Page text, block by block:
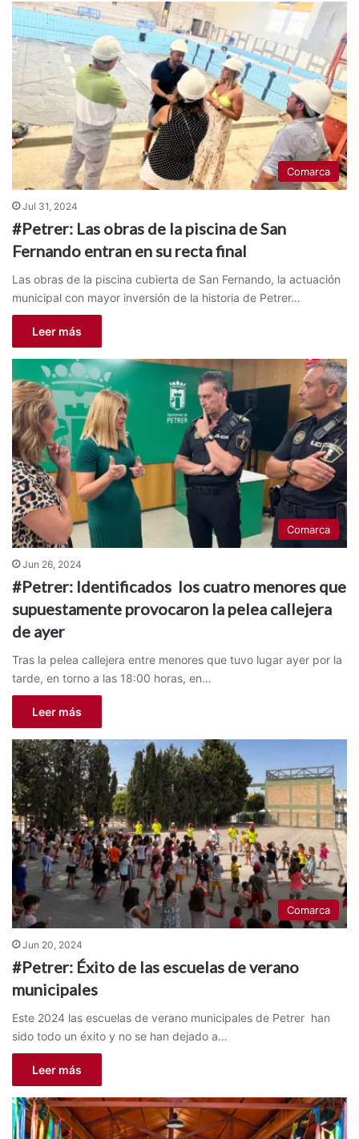
Comarca
Jul 31, 2024
#Petrer: Las obras de la piscina de San
Fernando entran en su recta final
Las obras de la piscina cubierta de San Fernando, la actuación
municipal con mayor inversión de la historia de Petrer…
Leer más
Comarca
Jun 26, 2024
#Petrer: Identificados los cuatro menores que
supuestamente provocaron la pelea callejera
de ayer
Tras la pelea callejera entre menores que tuvo lugar ayer por la
tarde, en torno a las 18:00 horas, en…
Leer más
Comarca
Jun 20, 2024
#Petrer: Éxito de las escuelas de verano
municipales
Este 2024 las escuelas de verano municipales de Petrer han
sido todo un éxito y no se han dejado a…
Leer más